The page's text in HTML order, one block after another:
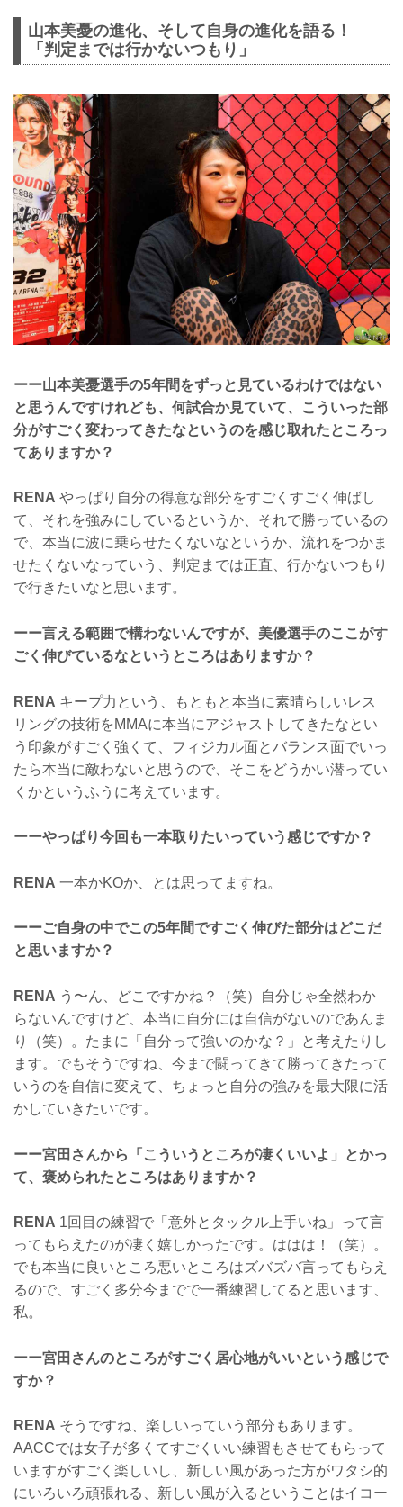
山本美憂の進化、そして自身の進化を語る！
「判定までは行かないつもり」
ーー山本美憂選手の5年間をずっと見ているわけではない
と思うんですけれども、何試合か見ていて、こういった部
分がすごく変わってきたなというのを感じ取れたところっ
てありますか？
RENA やっぱり自分の得意な部分をすごくすごく伸ばし
て、それを強みにしているというか、それで勝っているの
で、本当に波に乗らせたくないなというか、流れをつかま
せたくないなっていう、判定までは正直、行かないつもり
で行きたいなと思います。
ーー言える範囲で構わないんですが、美優選手のここがす
ごく伸びているなというところはありますか？
RENA キープ力という、もともと本当に素晴らしいレス
リングの技術をMMAに本当にアジャストしてきたなとい
う印象がすごく強くて、フィジカル面とバランス面でいっ
たら本当に敵わないと思うので、そこをどうかい潜ってい
くかというふうに考えています。
ーーやっぱり今回も一本取りたいっていう感じですか？
RENA 一本かKOか、とは思ってますね。
ーーご自身の中でこの5年間ですごく伸びた部分はどこだ
と思いますか？
RENA う〜ん、どこですかね？（笑）自分じゃ全然わか
らないんですけど、本当に自分には自信がないのであんま
り（笑）。たまに「自分って強いのかな？」と考えたりし
ます。でもそうですね、今まで闘ってきて勝ってきたって
いうのを自信に変えて、ちょっと自分の強みを最大限に活
かしていきたいです。
ーー宮田さんから「こういうところが凄くいいよ」とかっ
て、褒められたところはありますか？
RENA 1回目の練習で「意外とタックル上手いね」って言
ってもらえたのが凄く嬉しかったです。ははは！（笑）。
でも本当に良いところ悪いところはズバズバ言ってもらえ
るので、すごく多分今までで一番練習してると思います、
私。
ーー宮田さんのところがすごく居心地がいいという感じで
すか？
RENA そうですね、楽しいっていう部分もあります。
AACCでは女子が多くてすごくいい練習もさせてもらって
いますがすごく楽しいし、新しい風があった方がワタシ的
にいろいろ頑張れる、新しい風が入るということはイコー